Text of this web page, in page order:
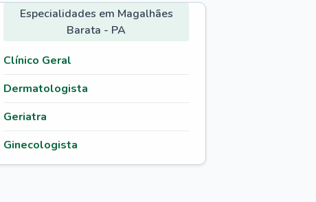
Especialidades em Magalhães
Barata - PA
Clínico Geral
Dermatologista
Geriatra
Ginecologista